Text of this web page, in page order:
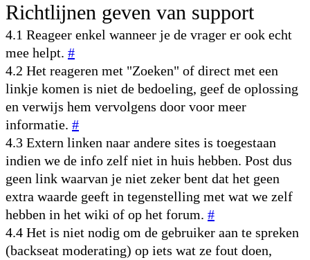
Richtlijnen geven van support
4.1 Reageer enkel wanneer je de vrager er ook echt
mee helpt. #
4.2 Het reageren met "Zoeken" of direct met een
linkje komen is niet de bedoeling, geef de oplossing
en verwijs hem vervolgens door voor meer
informatie. #
4.3 Extern linken naar andere sites is toegestaan
indien we de info zelf niet in huis hebben. Post dus
geen link waarvan je niet zeker bent dat het geen
extra waarde geeft in tegenstelling met wat we zelf
hebben in het wiki of op het forum. #
4.4 Het is niet nodig om de gebruiker aan te spreken
(backseat moderating) op iets wat ze fout doen,